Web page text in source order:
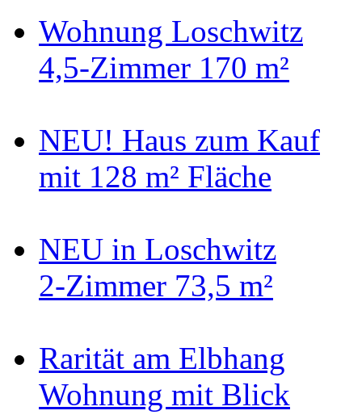
Wohnung Loschwitz
4,5-Zimmer 170 m²
NEU! Haus zum Kauf
mit 128 m² Fläche
NEU in Loschwitz
2-Zimmer 73,5 m²
Rarität am Elbhang
Wohnung mit Blick